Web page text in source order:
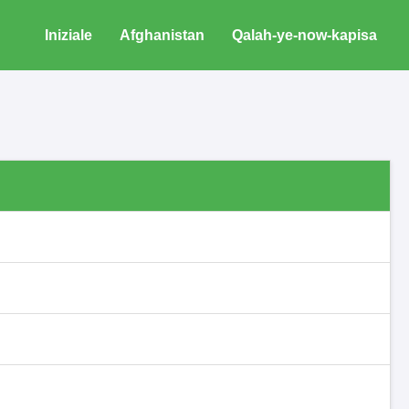
Iniziale Afghanistan Qalah-ye-now-kapisa